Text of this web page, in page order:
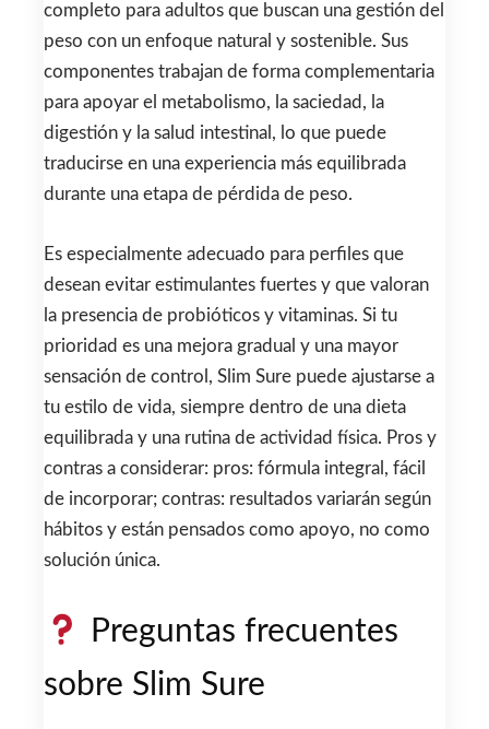
completo para adultos que buscan una gestión del
peso con un enfoque natural y sostenible. Sus
componentes trabajan de forma complementaria
para apoyar el metabolismo, la saciedad, la
digestión y la salud intestinal, lo que puede
traducirse en una experiencia más equilibrada
durante una etapa de pérdida de peso.
Es especialmente adecuado para perfiles que
desean evitar estimulantes fuertes y que valoran
la presencia de probióticos y vitaminas. Si tu
prioridad es una mejora gradual y una mayor
sensación de control, Slim Sure puede ajustarse a
tu estilo de vida, siempre dentro de una dieta
equilibrada y una rutina de actividad física. Pros y
contras a considerar: pros: fórmula integral, fácil
de incorporar; contras: resultados variarán según
hábitos y están pensados como apoyo, no como
solución única.
Preguntas frecuentes
sobre Slim Sure